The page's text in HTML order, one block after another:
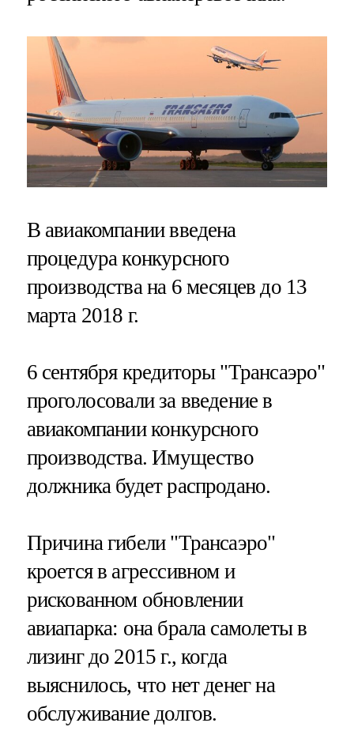
В авиакомпании введена
процедура конкурсного
производства на 6 месяцев до 13
марта 2018 г.
6 сентября кредиторы "Трансаэро"
проголосовали за введение в
авиакомпании конкурсного
производства. Имущество
должника будет распродано.
Причина гибели "Трансаэро"
кроется в агрессивном и
рискованном обновлении
авиапарка: она брала самолеты в
лизинг до 2015 г., когда
выяснилось, что нет денег на
обслуживание долгов.